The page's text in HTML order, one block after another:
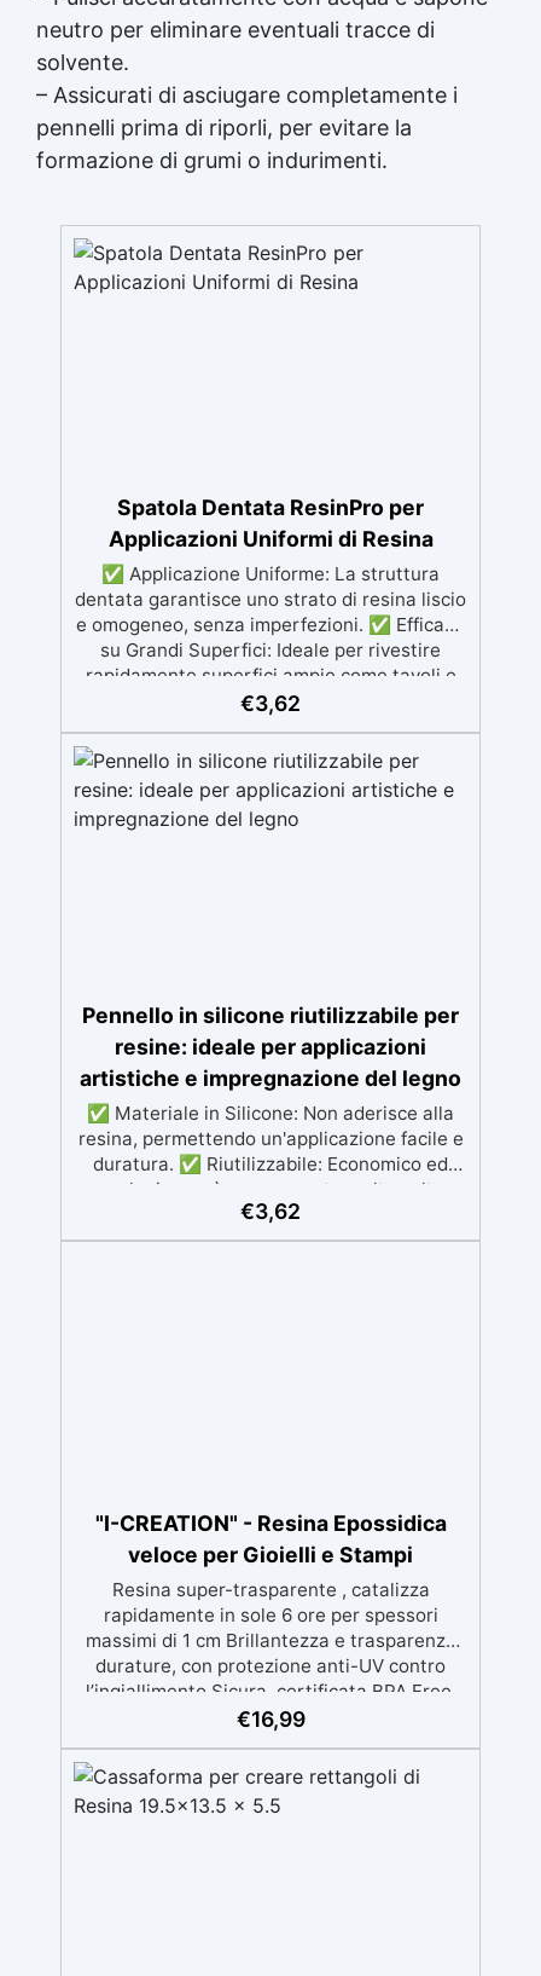
neutro per eliminare eventuali tracce di
solvente.
– Assicurati di asciugare completamente i
pennelli prima di riporli, per evitare la
formazione di grumi o indurimenti.
Spatola Dentata ResinPro per
Applicazioni Uniformi di Resina
✅ Applicazione Uniforme: La struttura
dentata garantisce uno strato di resina liscio
e omogeneo, senza imperfezioni. ✅ Efficace
su Grandi Superfici: Ideale per rivestire
rapidamente superfici ampie come tavoli e
vassoi, raggiungendo ogni angolo. ✅
irregolarità, garantendo una finitura finale
perfetta e professionale. ✅ Perfetta per
Resine Autolivellanti: Ottimale per
l’applicazione di resine autolivellanti,
€3,62
Pennello in silicone riutilizzabile per
resine: ideale per applicazioni
artistiche e impregnazione del legno
✅ Materiale in Silicone: Non aderisce alla
resina, permettendo un'applicazione facile e
duratura. ✅ Riutilizzabile: Economico ed
ecologico, può essere usato molte volte
senza perdere efficacia. ✅ Precisione e
Uniformità: Assicura un'applicazione precisa
€3,62
"I-CREATION" - Resina Epossidica
veloce per Gioielli e Stampi
Resina super-trasparente , catalizza
rapidamente in sole 6 ore per spessori
massimi di 1 cm Brillantezza e trasparenza
durature, con protezione anti-UV contro
l’ingiallimento Sicura, certificata BPA Free,
senza solventi e inodore, prodotta al 100% in
lavorare, con bassa viscosità per ridurre le
bolle Ideale per gioielli, piccole colate,
decorazioni e prototipazione rapida.
€16,99